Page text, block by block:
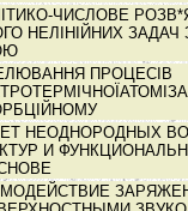
ЧИСЛОВЕ
НЕЛІНІЙНИХ ЗАДАЧ
ПРОЦЕСІВ
НЕОДНОРОДНЫХ
И